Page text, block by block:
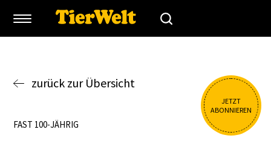
JETZT
ABONNIEREN
zurück zur Übersicht
FAST 100-JÄHRIG